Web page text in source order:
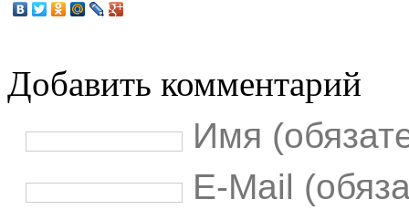
Добавить комментарий
Имя
E-Mail